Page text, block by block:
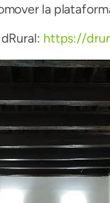
la
https://